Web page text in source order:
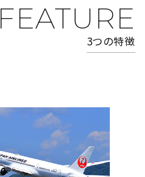
FEATURE
3つの特徴